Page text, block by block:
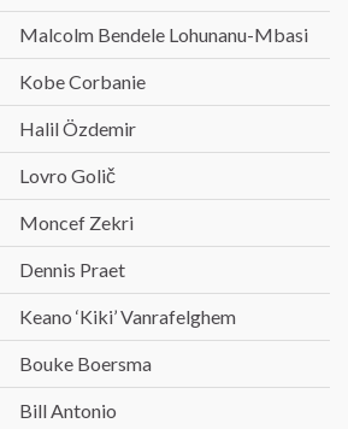
Malcolm Bendele Lohunanu-Mbasi
Kobe Corbanie
Halil Özdemir
Lovro Golič
Moncef Zekri
Dennis Praet
Keano ‘Kiki’ Vanrafelghem
Bouke Boersma
Bill Antonio